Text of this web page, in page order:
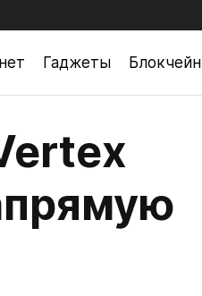
Гаджеты Блокчейн